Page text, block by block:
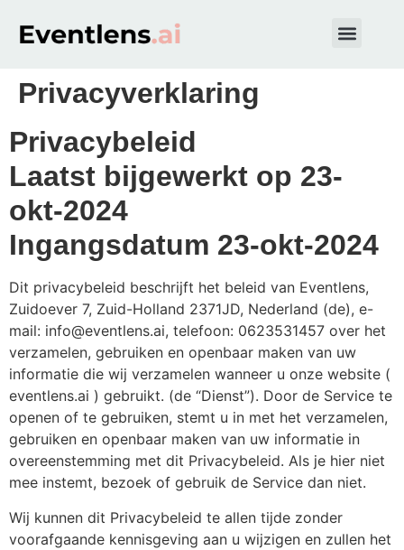
Privacyverklaring
Privacybeleid
Laatst bijgewerkt op 23-
okt-2024
Ingangsdatum 23-okt-2024
Dit privacybeleid beschrijft het beleid van Eventlens,
Zuidoever 7, Zuid-Holland 2371JD, Nederland (de), e-
mail: info@eventlens.ai, telefoon: 0623531457 over het
verzamelen, gebruiken en openbaar maken van uw
informatie die wij verzamelen wanneer u onze website (
eventlens.ai ) gebruikt. (de “Dienst”). Door de Service te
openen of te gebruiken, stemt u in met het verzamelen,
gebruiken en openbaar maken van uw informatie in
overeenstemming met dit Privacybeleid. Als je hier niet
mee instemt, bezoek of gebruik de Service dan niet.
Wij kunnen dit Privacybeleid te allen tijde zonder
voorafgaande kennisgeving aan u wijzigen en zullen het